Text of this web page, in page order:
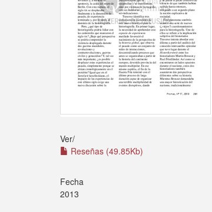
Ver/
Reseñas (49.85Kb)
Fecha
2013